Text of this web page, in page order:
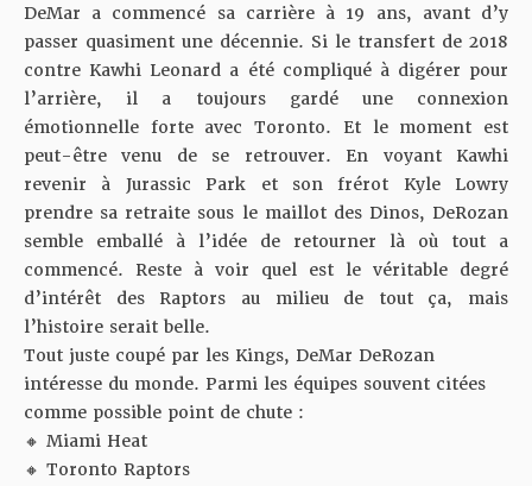
DeMar a commencé sa carrière à 19 ans, avant d’y
passer quasiment une décennie. Si le transfert de 2018
contre Kawhi Leonard a été compliqué à digérer pour
l’arrière, il a toujours gardé une connexion
émotionnelle forte avec Toronto. Et le moment est
peut-être venu de se retrouver. En voyant Kawhi
revenir à Jurassic Park et son frérot Kyle Lowry
prendre sa retraite sous le maillot des Dinos, DeRozan
semble emballé à l’idée de retourner là où tout a
commencé. Reste à voir quel est le véritable degré
d’intérêt des Raptors au milieu de tout ça, mais
l’histoire serait belle.
Tout juste coupé par les Kings, DeMar DeRozan
intéresse du monde. Parmi les équipes souvent citées
comme possible point de chute :
🔸 Miami Heat
🔸 Toronto Raptors